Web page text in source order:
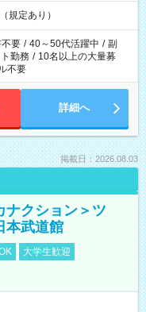
規定あり）
不要 / 40～50代活躍中 / 副
勤務 / 10名以上の大量募
不要
詳細へ
掲載日：2026.08.03
ナクション＞ツ
本武道館
大学生歓迎